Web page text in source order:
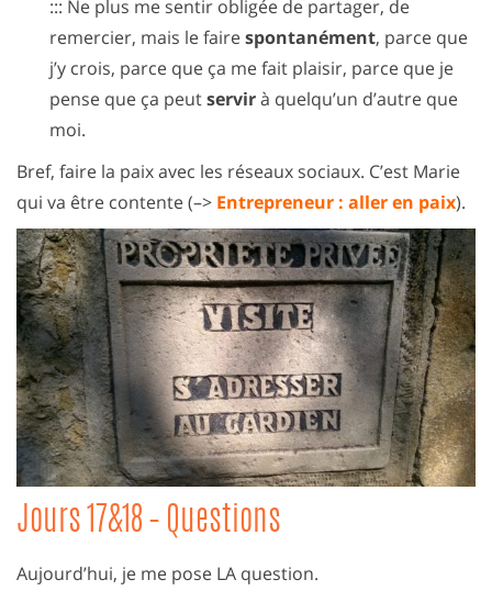
::: Ne plus me sentir obligée de partager, de
remercier, mais le fairespontanément, parce que
j’y crois, parce que ça me fait plaisir, parce que je
pense que ça peutservirà quelqu’un d’autre que
moi.
Bref, faire la paix avec les réseaux sociaux. C’est Marie
qui va être contente (–> Entrepreneur : aller en paix).
Jours 17&18 – Questions
Aujourd’hui, je me pose LA question.